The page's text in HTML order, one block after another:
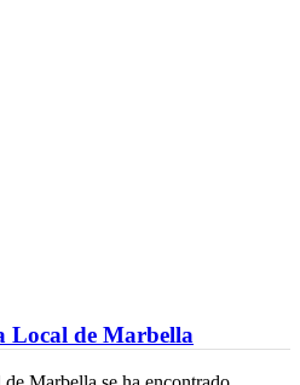
Local de Marbella